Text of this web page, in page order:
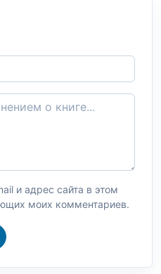
и адрес сайта в этом
моих комментариев.